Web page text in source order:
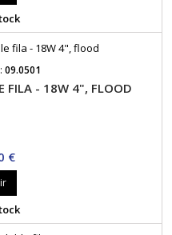
09.0501
FILA - 18W 4", FLOOD
€